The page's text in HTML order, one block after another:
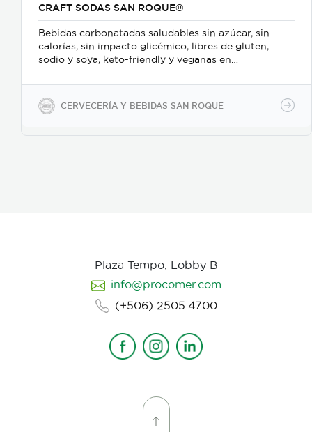
CRAFT SODAS SAN ROQUE®
Bebidas carbonatadas saludables sin azúcar, sin
calorías, sin impacto glicémico, libres de gluten,
sodio y soya, keto-friendly y veganas en
en PET.
CERVECERÍA Y BEBIDAS SAN ROQUE
Plaza Tempo, Lobby B
info@procomer.com
(+506) 2505.4700